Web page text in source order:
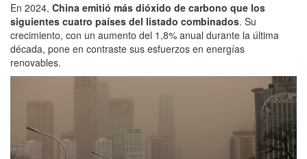
En 2024, China emitió más dióxido de carbono que los
siguientes cuatro países del listado combinados. Su
crecimiento, con un aumento del 1,8% anual durante la última
década, pone en contraste sus esfuerzos en energías
renovables.